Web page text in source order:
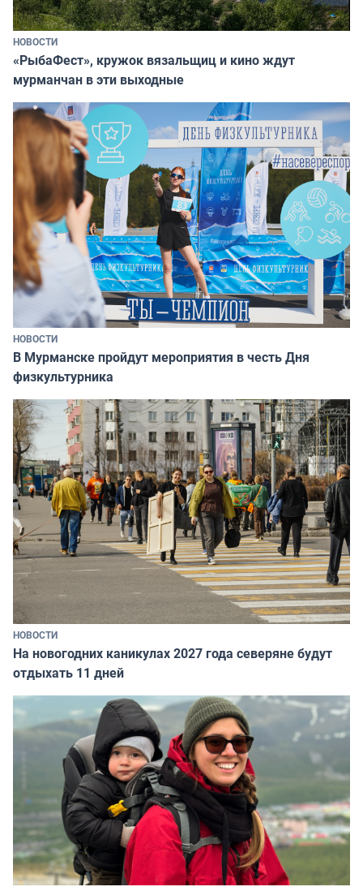
НОВОСТИ
«РыбаФест», кружок вязальщиц и кино ждут
мурманчан в эти выходные
НОВОСТИ
В Мурманске пройдут мероприятия в честь Дня
физкультурника
НОВОСТИ
На новогодних каникулах 2027 года северяне будут
отдыхать 11 дней